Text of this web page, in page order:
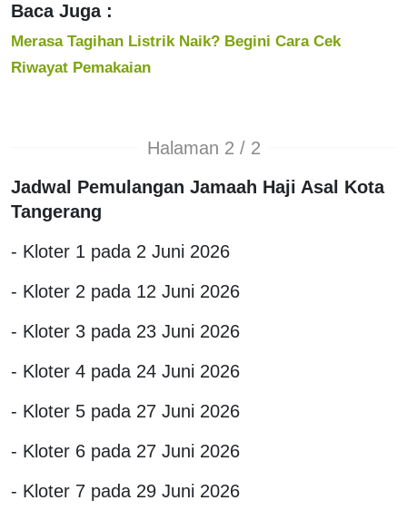
Baca Juga :
Merasa Tagihan Listrik Naik? Begini Cara Cek
Riwayat Pemakaian
Halaman 2 / 2
Jadwal Pemulangan Jamaah Haji Asal Kota
Tangerang
- Kloter 1 pada 2 Juni 2026
- Kloter 2 pada 12 Juni 2026
- Kloter 3 pada 23 Juni 2026
- Kloter 4 pada 24 Juni 2026
- Kloter 5 pada 27 Juni 2026
- Kloter 6 pada 27 Juni 2026
- Kloter 7 pada 29 Juni 2026